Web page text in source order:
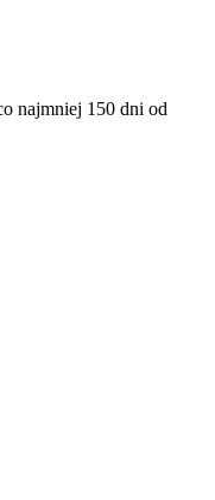
najmniej 150 dni od